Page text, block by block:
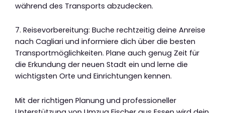
während des Transports abzudecken.
7. Reisevorbereitung: Buche rechtzeitig deine Anreise
nach Cagliari und informiere dich über die besten
Transportmöglichkeiten. Plane auch genug Zeit für
die Erkundung der neuen Stadt ein und lerne die
wichtigsten Orte und Einrichtungen kennen.
Mit der richtigen Planung und professioneller